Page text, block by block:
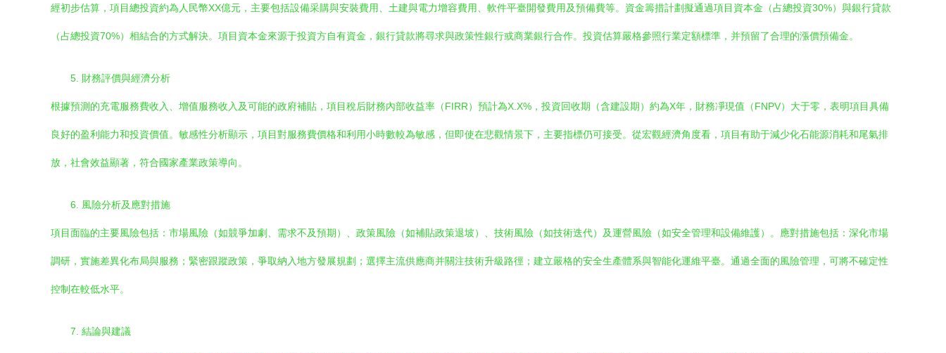
經初步估算，項目總投資約為人民幣XX億元，主要包括設備采購與安裝費用、土建與電力增容費用、軟件平臺開發費用及預備費等。資金籌措計劃擬通過項目資本金（占總投資30%）與銀行貸款
（占總投資70%）相結合的方式解決。項目資本金來源于投資方自有資金，銀行貸款將尋求與政策性銀行或商業銀行合作。投資估算嚴格參照行業定額標準，并預留了合理的漲價預備金。
5. 財務評價與經濟分析
根據預測的充電服務費收入、增值服務收入及可能的政府補貼，項目稅后財務內部收益率（FIRR）預計為X.X%，投資回收期（含建設期）約為X年，財務凈現值（FNPV）大于零，表明項目具備
良好的盈利能力和投資價值。敏感性分析顯示，項目對服務費價格和利用小時數較為敏感，但即使在悲觀情景下，主要指標仍可接受。從宏觀經濟角度看，項目有助于減少化石能源消耗和尾氣排
放，社會效益顯著，符合國家產業政策導向。
6. 風險分析及應對措施
項目面臨的主要風險包括：市場風險（如競爭加劇、需求不及預期）、政策風險（如補貼政策退坡）、技術風險（如技術迭代）及運營風險（如安全管理和設備維護）。應對措施包括：深化市場
調研，實施差異化布局與服務；緊密跟蹤政策，爭取納入地方發展規劃；選擇主流供應商并關注技術升級路徑；建立嚴格的安全生產體系與智能化運維平臺。通過全面的風險管理，可將不確定性
控制在較低水平。
7. 結論與建議